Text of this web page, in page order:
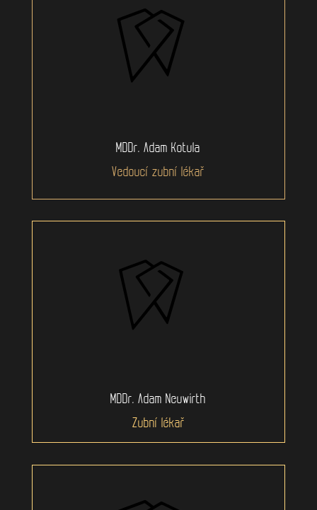
MDDr. Adam Kotula
Vedoucí zubní lékař
MDDr. Adam Neuwirth
Zubní lékař